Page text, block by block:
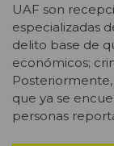
UAF son
especializadas
delito base de
económicos;
que ya se
personas